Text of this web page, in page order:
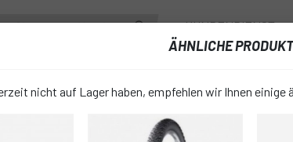
KUNDENDIENST
MICHELIN COUNTRY GRIPR 26 ACCES LINE RIG REIFEN
ÄHNLICHE
nicht auf Lager haben, empfehlen wir Ihnen einige